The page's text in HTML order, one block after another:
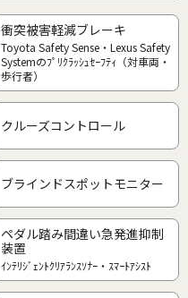
衝突被害軽減ブレーキ
Toyota Safety Sense・Lexus Safety
Systemのﾌﾟﾘｸﾗｯｼｭｾｰﾌﾃｨ（対車両・
歩行者）
クルーズコントロール
ブラインドスポットモニター
ペダル踏み間違い急発進抑制
装置
ｲﾝﾃﾘｼﾞｪﾝﾄｸﾘｱﾗﾝｽｿﾅｰ・ｽﾏｰﾄｱｼｽﾄ